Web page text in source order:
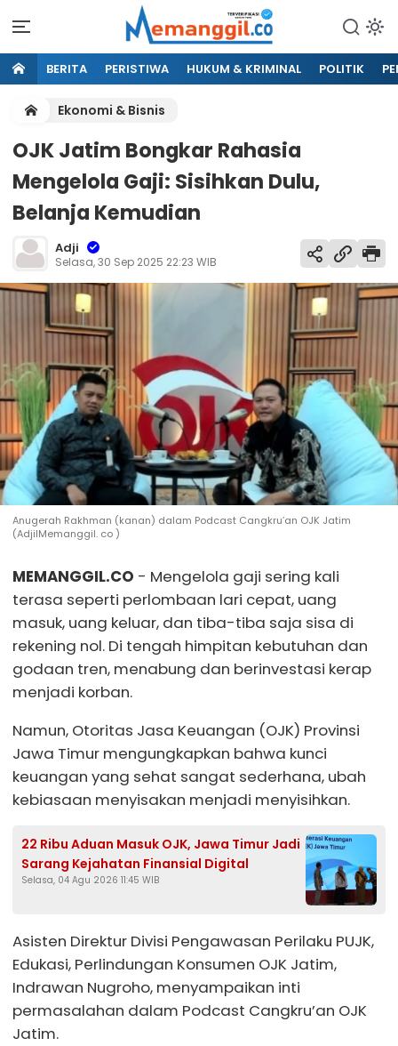
BERITA PERISTIWA HUKUM & KRIMINAL POLITIK
Ekonomi & Bisnis
OJK Jatim Bongkar Rahasia
Mengelola Gaji: Sisihkan Dulu,
Belanja Kemudian
Adji
Selasa, 30 Sep 2025 22:23 WIB
Anugerah Rakhman (kanan) dalam Podcast Cangkru’an OJK Jatim
(AdjilMemanggil. co )
MEMANGGIL.CO - Mengelola gaji sering kali
terasa seperti perlombaan lari cepat, uang
masuk, uang keluar, dan tiba-tiba saja sisa di
rekening nol. Di tengah himpitan kebutuhan dan
godaan tren, menabung dan berinvestasi kerap
menjadi korban.
Namun, Otoritas Jasa Keuangan (OJK) Provinsi
Jawa Timur mengungkapkan bahwa kunci
keuangan yang sehat sangat sederhana, ubah
kebiasaan menyisakan menjadi menyisihkan.
22 Ribu Aduan Masuk OJK, Jawa Timur Jadi
Sarang Kejahatan Finansial Digital
Selasa, 04 Agu 2026 11:45 WIB
Asisten Direktur Divisi Pengawasan Perilaku PUJK,
Edukasi, Perlindungan Konsumen OJK Jatim,
Indrawan Nugroho, menyampaikan inti
permasalahan dalam Podcast Cangkru’an OJK
Jatim.